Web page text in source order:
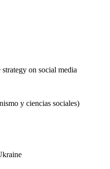
on social media
y ciencias sociales)